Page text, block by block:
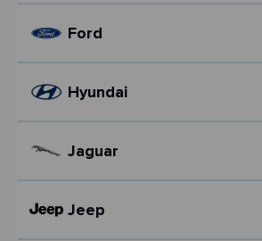
Ford
Hyundai
Jaguar
Jeep